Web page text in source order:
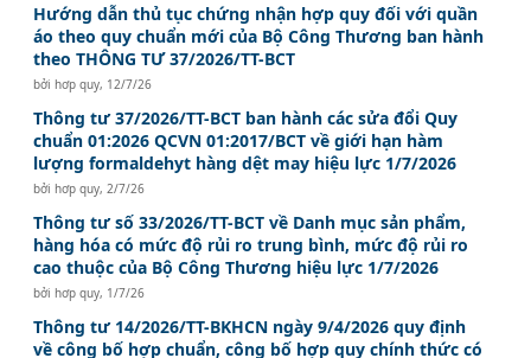
Hướng dẫn thủ tục chứng nhận hợp quy đối với quần
áo theo quy chuẩn mới của Bộ Công Thương ban hành
theo THÔNG TƯ 37/2026/TT-BCT
bởihơp quy, 12/7/26
Thông tư 37/2026/TT-BCT ban hành các sửa đổi Quy
chuẩn 01:2026 QCVN 01:2017/BCT về giới hạn hàm
lượng formaldehyt hàng dệt may hiệu lực 1/7/2026
bởihơp quy, 2/7/26
Thông tư số 33/2026/TT-BCT về Danh mục sản phẩm,
hàng hóa có mức độ rủi ro trung bình, mức độ rủi ro
cao thuộc của Bộ Công Thương hiệu lực 1/7/2026
bởihơp quy, 1/7/26
Thông tư 14/2026/TT-BKHCN ngày 9/4/2026 quy định
về công bố hợp chuẩn, công bố hợp quy chính thức có